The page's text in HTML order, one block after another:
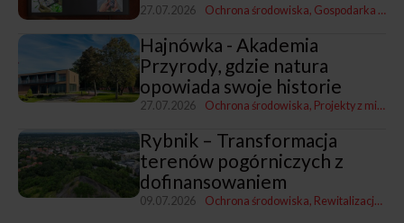
27.07.2026 Ochrona środowiska Gospodarka mieszkaniowa, przestrzenna i nieruchomościami
Hajnówka - Akademia
Przyrody, gdzie natura
opowiada swoje historie
27.07.2026 Ochrona środowiska Projekty z miastami i dla miast
Rybnik – Transformacja
terenów pogórniczych z
dofinansowaniem
09.07.2026 Ochrona środowiska Rewitalizacja, polityka miejska i rozwój